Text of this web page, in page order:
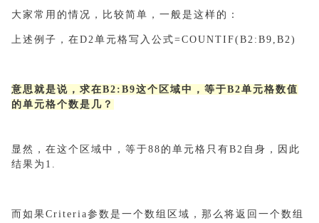
大家常用的情况，比较简单，一般是这样的：
上述例子，在D2单元格写入公式=COUNTIF(B2:B9,B2)
意思就是说，求在B2:B9这个区域中，等于B2单元格数值
的单元格个数是几？
显然，在这个区域中，等于88的单元格只有B2自身，因此
结果为1.
而如果Criteria参数是一个数组区域，那么将返回一个数组